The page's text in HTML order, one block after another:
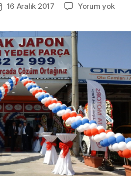
16 Aralık 2017 Yorum yok
20